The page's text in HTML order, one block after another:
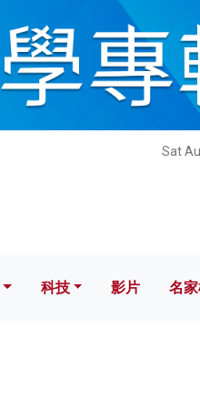
Sat
科技 影片
科技 影片 名